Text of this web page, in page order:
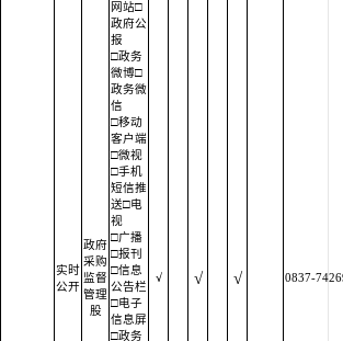
实时
公开
政府
采购
监督
管理
股
网站□
政府公
报
□政务
微博□
政务微
信
□移动
客户端
□微视
□手机
短信推
送□电
视
□广播
□报刊
□信息
公告栏
□电子
信息屏
□政务
√ √ √ 0837-